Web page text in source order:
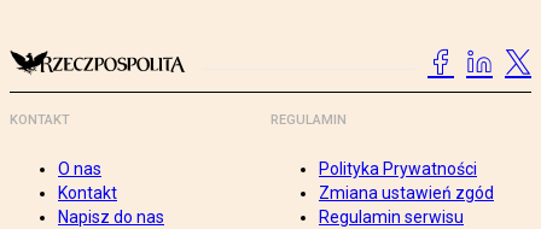
KONTAKT
O nas
Kontakt
Napisz do nas
REGULAMIN
Polityka Prywatności
Zmiana ustawień zgód
Regulamin serwisu